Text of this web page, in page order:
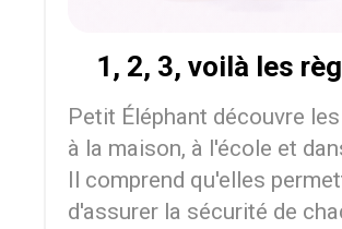
1, 2, 3, voilà les
Petit Éléphant découvre
à la maison, à l'école et
Il comprend qu'elles
d'assurer la sécurité de